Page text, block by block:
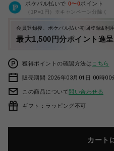
ポケパル払いで 0〜0ポイント
（1P=1円）※キャンペーン分除く
会員登録後、ポケパル払い初回登録&利
最大1,500円分ポイント進呈
獲得ポイントの確認方法は こちら
販売期間 2026年03月01日 00時
この商品について問い合わせる
ギフト：ラッピング不可
カート